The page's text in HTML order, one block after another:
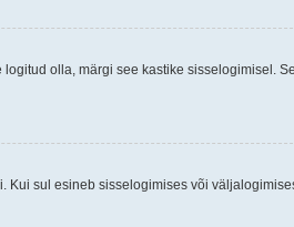
olla, märgi see kastike sisselogimisel.
Kui sul esineb sisselogimises või